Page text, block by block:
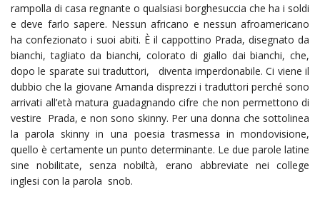
rampolla di casa regnante o qualsiasi borghesuccia che ha i soldi
e deve farlo sapere. Nessun africano e nessun afroamericano
ha confezionato i suoi abiti. È il cappottino Prada, disegnato da
bianchi, tagliato da bianchi, colorato di giallo dai bianchi, che,
dopo le sparate sui traduttori, diventa imperdonabile. Ci viene il
dubbio che la giovane Amanda disprezzi i traduttori perché sono
arrivati all’età matura guadagnando cifre che non permettono di
vestire Prada, e non sono skinny. Per una donna che sottolinea
la parola skinny in una poesia trasmessa in mondovisione,
quello è certamente un punto determinante. Le due parole latine
sine nobilitate, senza nobiltà, erano abbreviate nei college
inglesi con la parola snob.